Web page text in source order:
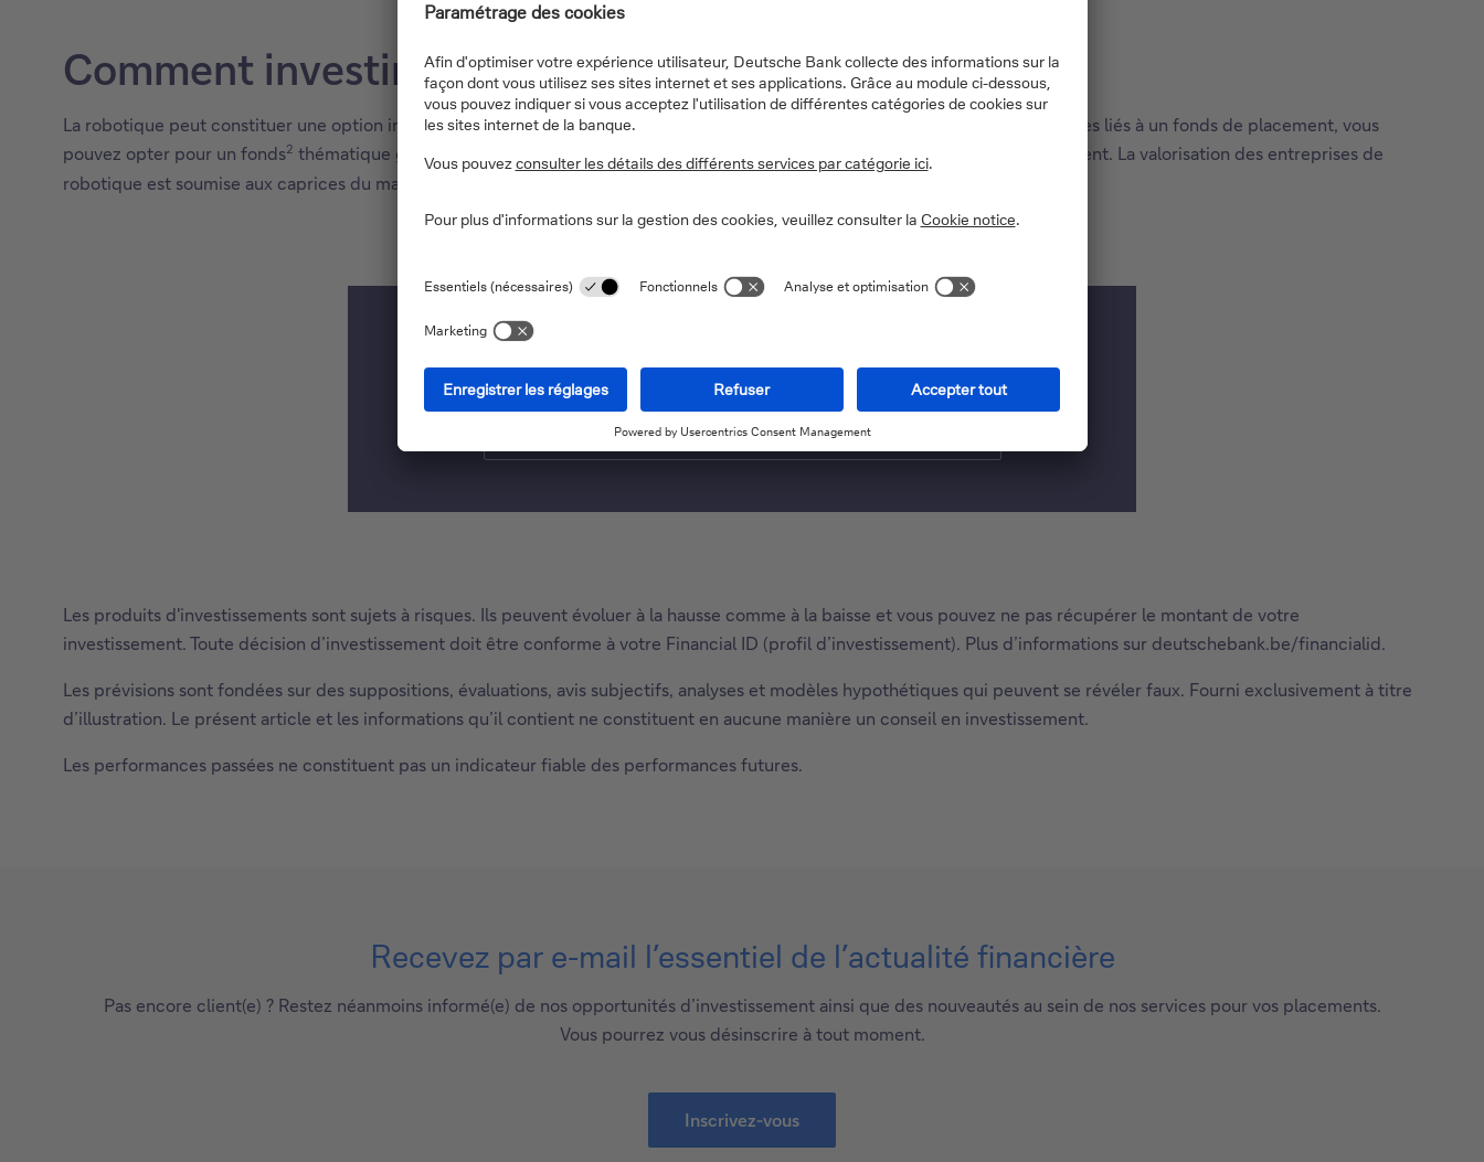
Comment investir dans la robotique ?
La robotique peut constituer une option intéressante pour compléter et diversifier votre portefeuille. Si vous acceptez les risques liés à un fonds de placement, vous
pouvez opter pour un fonds2 thématique géré activement. Gardez à l’esprit que le secteur technologique peut évoluer rapidement. La valorisation des entreprises de
robotique est soumise aux caprices du marché, et ceux-ci peuvent être violents..
Vous envisagez d’investir dans la robotique ?
Découvrez notre solution sous la forme d'un fonds
Les produits d'investissements sont sujets à risques. Ils peuvent évoluer à la hausse comme à la baisse et vous pouvez ne pas récupérer le montant de votre
investissement. Toute décision d’investissement doit être conforme à votre Financial ID (profil d’investissement). Plus d’informations sur deutschebank.be/financialid.
Les prévisions sont fondées sur des suppositions, évaluations, avis subjectifs, analyses et modèles hypothétiques qui peuvent se révéler faux. Fourni exclusivement à titre
d’illustration. Le présent article et les informations qu’il contient ne constituent en aucune manière un conseil en investissement.
Les performances passées ne constituent pas un indicateur fiable des performances futures.
Recevez par e-mail l’essentiel de l’actualité financière
Pas encore client(e) ? Restez néanmoins informé(e) de nos opportunités d’investissement ainsi que des nouveautés au sein de nos services pour vos placements.
Vous pourrez vous désinscrire à tout moment.
Inscrivez-vous